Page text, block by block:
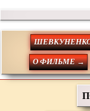
О ФИЛЬМЕ →